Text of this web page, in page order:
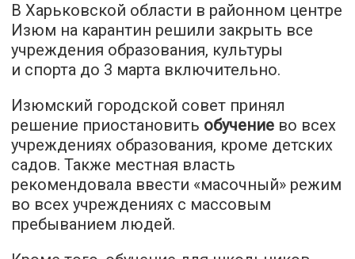
В Харьковской области в районном центре
Изюм на карантин решили закрыть все
учреждения образования, культуры
и спорта до 3 марта включительно.
Изюмский городской совет принял
решение приостановить обучение во всех
учреждениях образования, кроме детских
садов. Также местная власть
рекомендовала ввести «масочный» режим
во всех учреждениях с массовым
пребыванием людей.